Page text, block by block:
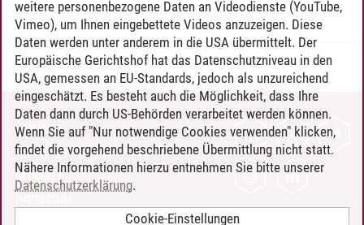
Timo Leder/30.06.2024
KONTAKT
LEUPHANA ALS ARBEITGEBER
INTRANET
weitere personenbezogene Daten an Videodienste (YouTube,
Vimeo), um Ihnen eingebettete Videos anzuzeigen. Diese
Daten werden unter anderem in die USA übermittelt. Der
Europäische Gerichtshof hat das Datenschutzniveau in den
USA, gemessen an EU-Standards, jedoch als unzureichend
eingeschätzt. Es besteht auch die Möglichkeit, dass Ihre
Daten dann durch US-Behörden verarbeitet werden können.
Wenn Sie auf "Nur notwendige Cookies verwenden" klicken,
findet die vorgehend beschriebene Übermittlung nicht statt.
Nähere Informationen hierzu entnehmen Sie bitte unserer
Datenschutzerklärung.
Cookie-Einstellungen